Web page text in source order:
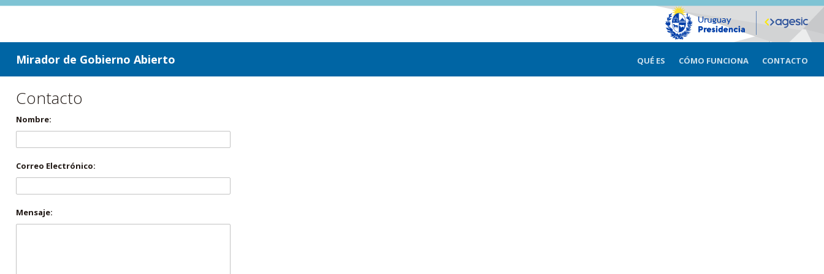
ir a contenido
ir al menú
Mirador de Gobierno Abierto QUÉ ES CÓMO FUNCIONA CONTACTO
Contacto
Nombre:
Correo Electrónico:
Mensaje: